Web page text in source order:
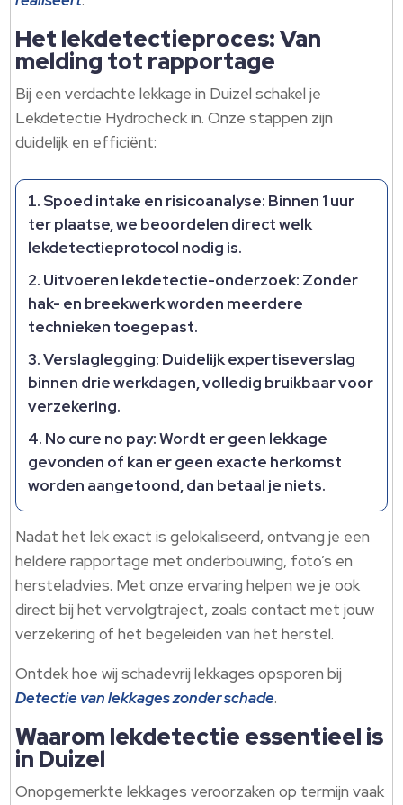
Het lekdetectieproces: Van
melding tot rapportage
Bij een verdachte lekkage in Duizel schakel je
Lekdetectie Hydrocheck in. Onze stappen zijn
duidelijk en efficiënt:
Spoed intake en risicoanalyse: Binnen 1 uur
ter plaatse, we beoordelen direct welk
lekdetectieprotocol nodig is.
Uitvoeren lekdetectie-onderzoek: Zonder
hak- en breekwerk worden meerdere
technieken toegepast.
Verslaglegging: Duidelijk expertiseverslag
binnen drie werkdagen, volledig bruikbaar voor
verzekering.
No cure no pay: Wordt er geen lekkage
gevonden of kan er geen exacte herkomst
worden aangetoond, dan betaal je niets.
Nadat het lek exact is gelokaliseerd, ontvang je een
heldere rapportage met onderbouwing, foto’s en
hersteladvies. Met onze ervaring helpen we je ook
direct bij het vervolgtraject, zoals contact met jouw
verzekering of het begeleiden van het herstel.
Ontdek hoe wij schadevrij lekkages opsporen bij
Detectie van lekkages zonder schade.
Waarom lekdetectie essentieel is
in Duizel
Onopgemerkte lekkages veroorzaken op termijn vaak